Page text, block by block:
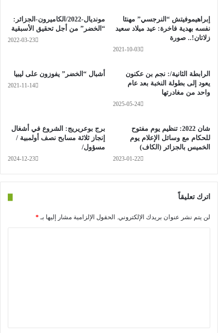
مونديال-2022/الكاميرون-الجزائر:
“الخضر” من أجل تحقيق الأسبقية
2022-03-23
إبراهيموفيتش “النرجسي” مهنئا
نفسه بهدية فاخرة: عيد ميلاد سعيد
زلاتان!.. صورة
2021-10-03
أشبال “الخضر” يفوزون على ليبيا
2021-11-14
الرابطة الثانية/: نجم بن عكنون
يعود إلى بطولة النخبة بعد عام
واحد من مغادرتها
2025-05-24
برج بوعريريج: الشروع في أشغال
إنجاز ثلاثة مسابح نصف أولمبية /
مسؤول/
2024-12-23
شان 2022: تنظيم يوم مفتوح
للحكام مع وسائل الإعلام يوم
الخميس بالجزائر (الكاف)
2023-01-22
اترك تعليقاً
لن يتم نشر عنوان بريدك الإلكتروني. الحقول الإلزامية مشار إليها بـ *